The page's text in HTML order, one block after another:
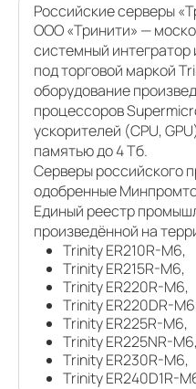
Российские серверы
ООО «Тринити» —
системный интегратор
под торговой маркой
оборудование
процессоров
ускорителей (CPU,
памятью до 4 Тб.
Серверы российского
одобренные
Единый реестр
произведённой на
Trinity ER210R-M6,
Trinity ER215R-M6,
Trinity ER220R-M6,
Trinity ER220DR-
Trinity ER225R-M6,
Trinity ER225NR-M6,
Trinity ER230R-M6,
Trinity ER240D1R-